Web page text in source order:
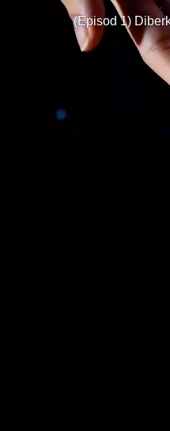
(Episod 1)